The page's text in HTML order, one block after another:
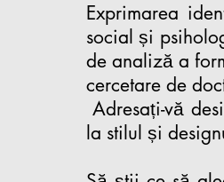
Exprimarea
social și
de analiză a
cercetare de
Adresați-vă
la stilul și